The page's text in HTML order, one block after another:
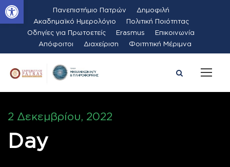
Ανοίξτε τη γραμμή εργαλείων Πανεπιστήμιο Πατρών
Δημοφιλή
Ακαδημαϊκό Ημερολόγιο
Πολιτική Ποιότητας
Οδηγίες για Πρωτοετείς
Erasmus
Επικοινωνία
Απόφοιτοι
Διαχείριση Φοιτητική Μέριμνα
2 Δεκεμβρίου, 2022
Day